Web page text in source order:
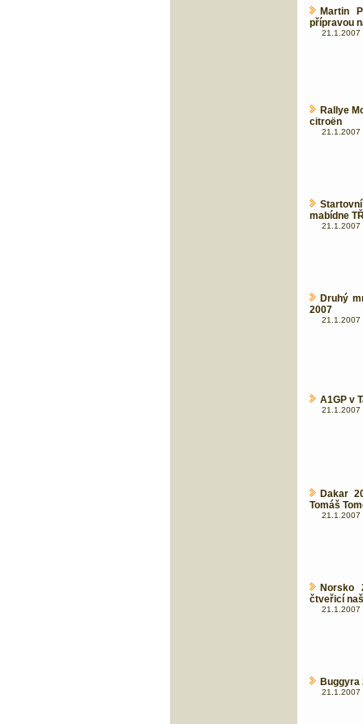
Martin
přípravou
21.1.2007
Rallye
citroën
21.1.2007
mabídne
21.1.2007
Druhý
2007
21.1.2007
A1GP v
21.1.2007
Dakar
Tomáš
21.1.2007
Norsko
čtveřicí
21.1.2007
Buggyra
21.1.2007